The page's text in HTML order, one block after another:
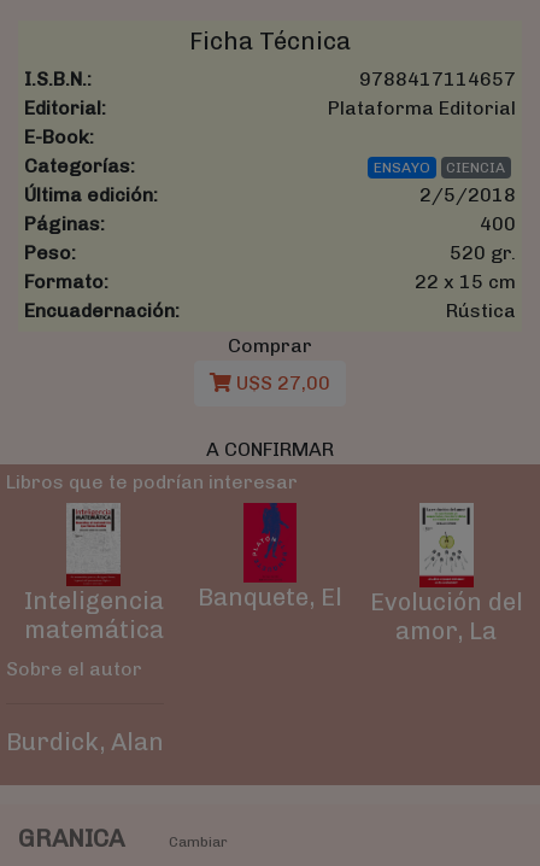
Ficha Técnica
I.S.B.N.:
9788417114657
Editorial:
Plataforma Editorial
E-Book:
Categorías:
ENSAYO CIENCIA
Última edición:
2/5/2018
Páginas:
400
Peso:
520 gr.
Formato:
22 x 15 cm
Encuadernación:
Rústica
Comprar
U$S 27,00
A CONFIRMAR
Libros que te podrían interesar
Inteligencia
matemática
Banquete, El
Evolución del
amor, La
Sobre el autor
Burdick, Alan
GRANICA
Cambiar